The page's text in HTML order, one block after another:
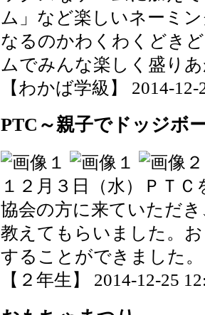
ム」など楽しいネーミ
なるのかわくわくどき
ムでみんな楽しく盛り
【わかば学級】 2014-12-
PTC～親子でドッジボ
１２月３日（水）ＰＴ
協会の方に来ていただ
教えてもらいました。
することができました。
【２年生】 2014-12-25